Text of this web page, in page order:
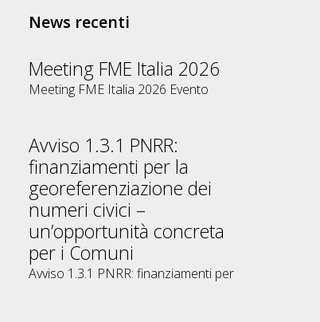
News recenti
Meeting FME Italia 2026
Meeting FME Italia 2026 Evento
Avviso 1.3.1 PNRR:
finanziamenti per la
georeferenziazione dei
numeri civici –
un’opportunità concreta
per i Comuni
Avviso 1.3.1 PNRR: finanziamenti per